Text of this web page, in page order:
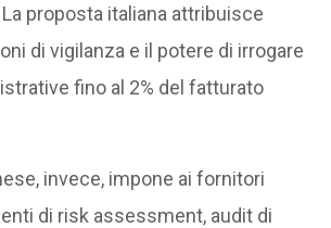
La proposta italiana attribuisce
di vigilanza e il potere di irrogare
fino al 2% del fatturato
invece, impone ai fornitori
di risk assessment, audit di